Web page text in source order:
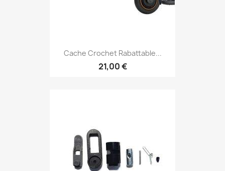
Cache Crochet Rabattable...
21,00 €